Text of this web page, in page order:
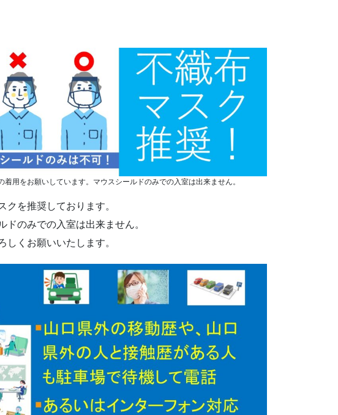
用をお願いしています。マウスシールドのみでの入室は出来ません。
クを推奨しております。
ドのみでの入室は出来ません。
しくお願いいたします。